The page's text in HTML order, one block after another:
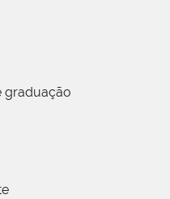
graduação